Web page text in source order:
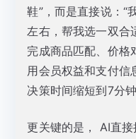
鞋”，而是直接说：“
左右，帮我选一双合
完成商品匹配、价格
用会员权益和支付信
决策时间缩短到7分钟
更关键的是， AI直